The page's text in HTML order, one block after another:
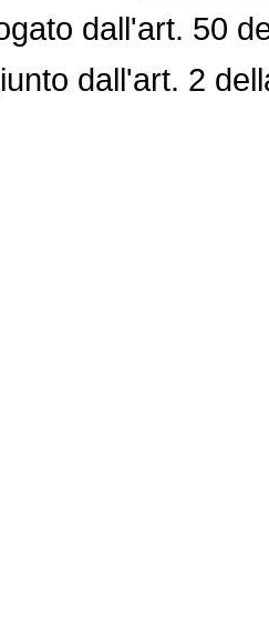
dall'art. 50
dall'art. 2